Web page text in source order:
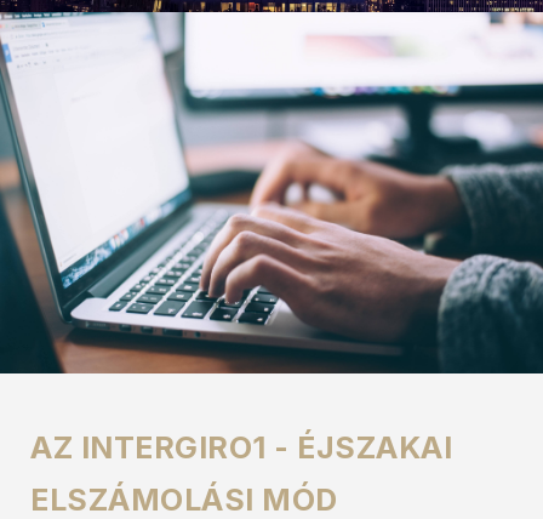
AZ INTERGIRO1 - ÉJSZAKAI
ELSZÁMOLÁSI MÓD